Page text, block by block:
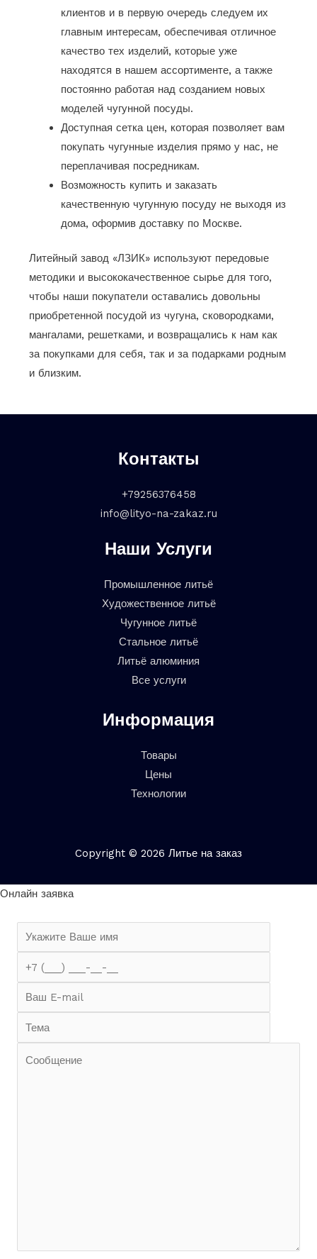
клиентов и в первую очередь следуем их
главным интересам, обеспечивая отличное
качество тех изделий, которые уже
находятся в нашем ассортименте, а также
постоянно работая над созданием новых
моделей чугунной посуды.
Доступная сетка цен, которая позволяет вам
покупать чугунные изделия прямо у нас, не
переплачивая посредникам.
Возможность купить и заказать
качественную чугунную посуду не выходя из
дома, оформив доставку по Москве.
Литейный завод «ЛЗИК» используют передовые
методики и высококачественное сырье для того,
чтобы наши покупатели оставались довольны
приобретенной посудой из чугуна, сковородками,
мангалами, решетками, и возвращались к нам как
за покупками для себя, так и за подарками родным
и близким.
Контакты
+79256376458
info@lityo-na-zakaz.ru
Наши Услуги
Промышленное литьё
Художественное литьё
Чугунное литьё
Стальное литьё
Литьё алюминия
Все услуги
Информация
Товары
Цены
Технологии
Copyright © 2026 Литье на заказ
Онлайн заявка